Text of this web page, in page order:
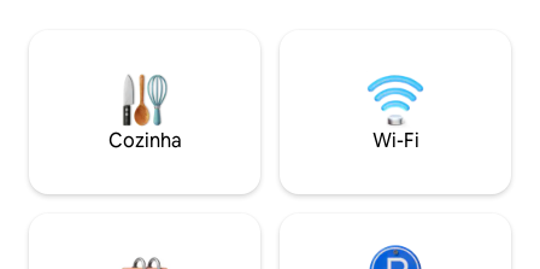
Park, você desfrutará de fácil acesso a:
Trilhas panorâmicas para caminhadas e
Parques infantis para famílias e espaços
Cozinha Wi-Fi